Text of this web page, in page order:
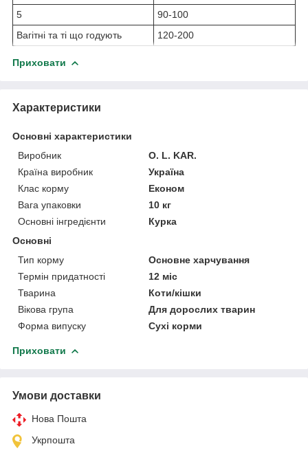
5
90-100
Вагітні та ті що годують
120-200
Приховати
Характеристики
Основні характеристики
Виробник
O. L. KAR.
Країна виробник
Україна
Клас корму
Економ
Вага упаковки
10 кг
Основні інгредієнти
Курка
Основні
Тип корму
Основне харчування
Термін придатності
12 міс
Тварина
Коти/кішки
Вікова група
Для дорослих тварин
Форма випуску
Сухі корми
Приховати
Умови доставки
Нова Пошта
Укрпошта